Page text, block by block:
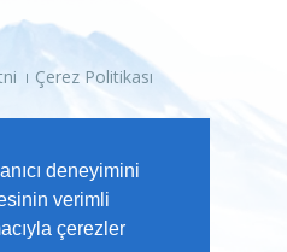
deneyimini
verimli
çerezler
Çerez Politikası